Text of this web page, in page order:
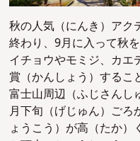
秋の人気（にんき）アク
終わり、9月に入って秋
イチョウやモミジ、カエ
賞（かんしょう）するこ
富士山周辺（ふじさんし
月下旬（げじゅん）ごろ
ょうこう）が​​高（たか